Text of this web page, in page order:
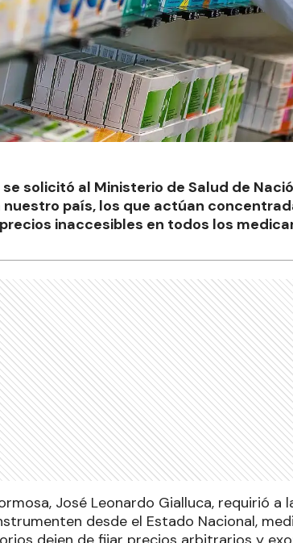
solicitó al Ministerio de Salud de
país, los que actúan
inaccesibles en todos los
José Leonardo Gialluca, requirió a
desde el Estado Nacional,